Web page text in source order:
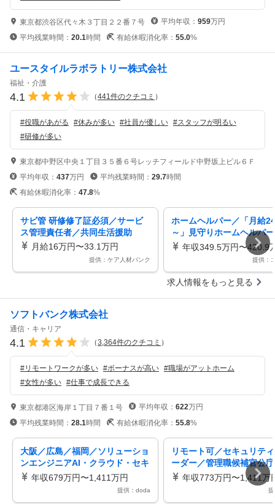
東京都渋谷区代々木３丁目２２番７号 平均年収： 959万円
平均残業時間： 20.1時間 有給休暇消化率： 55.0%
ユースタイルラボラトリー株式会社
福祉・介護
4.1 （441件のクチコミ ）
#役職があがる #休みが多い #社員が優しい #スタッフが明るい
#研修が多い
東京都中野区中央１丁目３５番６号レッチフィールド中野坂上ビル６Ｆ
平均年収： 437万円 平均残業時間： 29.7時間
有給休暇消化率： 47.8%
サビ管 研修修了証必須／サービ
ス管理責任者／共同生活援助
月給16万円〜33.1万円
提供：ケア人材バンク
ホームヘルパー／「月給
～」見守りホームヘルパ
訪問介護「日勤のみ／無
年収349.5万円〜420.9
提供：
求人情報をもっと見る
ソフトバンク株式会社
通信・キャリア
4.1 （3,364件のクチコミ ）
#リモートワークが多い #ボーナスが高い #職場がアットホーム
#女性が多い #仕事で成長できる
東京都港区海岸１丁目７番１号 平均年収： 622万円
平均残業時間： 28.1時間 有給休暇消化率： 55.8%
大阪／広島／福岡／ソリューショ
ンエンジニアAI・クラウド・セキ
ュリティを活用在宅可／H
年収679万円〜1,411万円
提供：doda
リモート可／セキュリテ
ーダー／管理職候補官公
企業のセキュリティ基盤
年収773万円〜1,411万